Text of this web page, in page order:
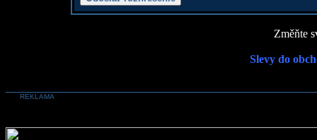
Změňte
Slevy do
REKLAMA